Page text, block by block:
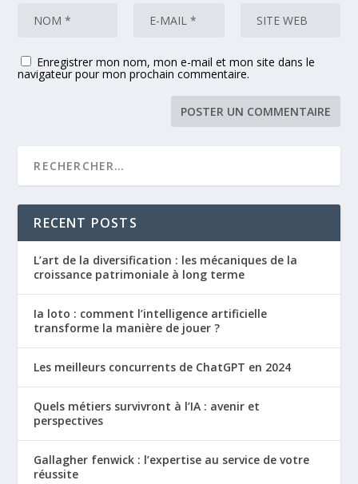
Enregistrer mon nom, mon e-mail et mon site dans le
navigateur pour mon prochain commentaire.
RECENT POSTS
L’art de la diversification : les mécaniques de la
croissance patrimoniale à long terme
Ia loto : comment l’intelligence artificielle
transforme la manière de jouer ?
Les meilleurs concurrents de ChatGPT en 2024
Quels métiers survivront à l’IA : avenir et
perspectives
Gallagher fenwick : l’expertise au service de votre
réussite